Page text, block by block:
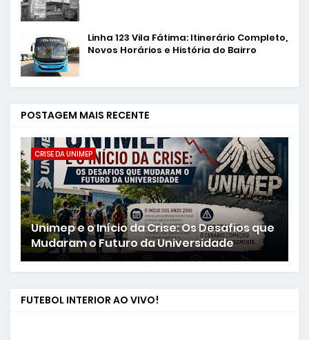
Linha 123 Vila Fátima: Itinerário Completo,
Novos Horários e História do Bairro
POSTAGEM MAIS RECENTE
CRISE DA UNIMEP
Unimep e o Início da Crise: Os Desafios que
Mudaram o Futuro da Universidade
FUTEBOL INTERIOR AO VIVO!